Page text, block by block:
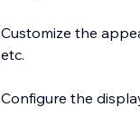
Customize the
etc.
Configure the